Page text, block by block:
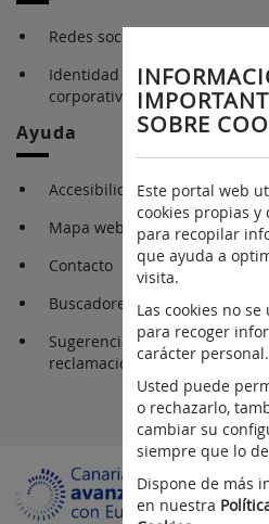
Redes sociales
Identidad gráfica
corporativa
Ayuda
Accesibilidad
Mapa web
Contacto
Buscadores
Sugerencia y
reclamaciones
SOBRE
Este portal web
cookies propias y
para recopilar
que ayuda a
visita.
Las cookies no
para recoger
carácter personal.
Usted puede
o rechazarlo,
cambiar su
siempre que lo
Dispone de más
en nuestra